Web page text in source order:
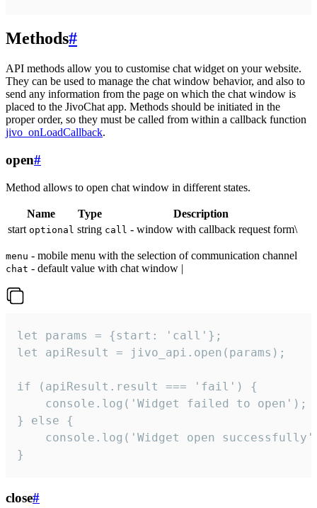
Methods#
API methods allow you to customise chat widget on your website.
They can be used to manage the chat window behavior, and also to
send any information from the page on which the chat window is
placed to the JivoChat app. Methods should be initiated in the
proper order, so they must be called from within a callback function
jivo_onLoadCallback.
open#
Method allows to open chat window in different states.
Name Type
Description
start optional string call - window with callback request form\
menu - mobile menu with the selection of communication channel
chat - default value with chat window |
let params = {start: 'call'};
let apiResult = jivo_api.open(params);
if (apiResult.result === 'fail') {
    console.log('Widget failed to open');
} else {
console.log('Widget open
}
close#